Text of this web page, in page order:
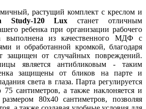
растущий комплект с креслом и
Study-120 Lux станет отличным
ребенка при организации рабочего
выполнена из качественного МДФ с
и обработанной кромкой, благодаря
защищен от случайных повреждений.
является антибликовым - таким
защищены от бликов на парте и
света в глаза. Парта регулируется
сантиметров, а также наклоняется и
80x40 сантиметров, позволяя